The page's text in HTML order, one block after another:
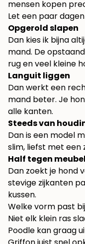
mensen kopen
Let een paar
Opgerold slapen
Dan kies ik bijna
mand. De
rug en veel kleine
Languit liggen
Dan werkt een
mand beter. Je
alle kanten.
Steeds van
Dan is een model
slim, liefst met
Half tegen
Dan zoekt je hond
stevige zijkanten
kussen.
Welke vorm past
Niet elk klein ras
Poodle kan graag